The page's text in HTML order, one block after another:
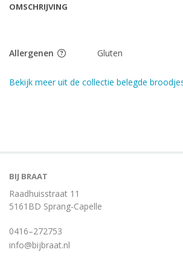
OMSCHRIJVING
Allergenen Gluten
Bekijk meer uit de collectie belegde
BIJ BRAAT
Raadhuisstraat 11
5161BD Sprang-Capelle
0416–272753
info@bijbraat.nl